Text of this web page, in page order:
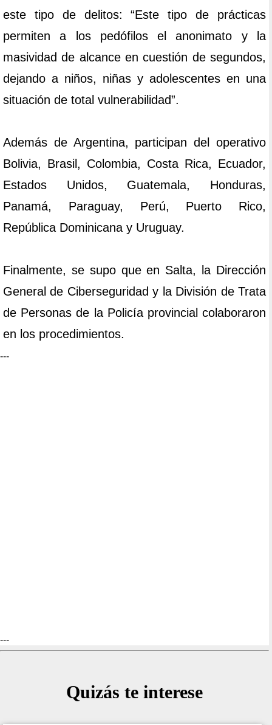
este tipo de delitos: “Este tipo de prácticas
permiten a los pedófilos el anonimato y la
masividad de alcance en cuestión de segundos,
dejando a niños, niñas y adolescentes en una
situación de total vulnerabilidad”.
Además de Argentina, participan del operativo
Bolivia, Brasil, Colombia, Costa Rica, Ecuador,
Estados Unidos, Guatemala, Honduras,
Panamá, Paraguay, Perú, Puerto Rico,
República Dominicana y Uruguay.
Finalmente, se supo que en Salta, la Dirección
General de Ciberseguridad y la División de Trata
de Personas de la Policía provincial colaboraron
en los procedimientos.
---
---
Quizás te interese